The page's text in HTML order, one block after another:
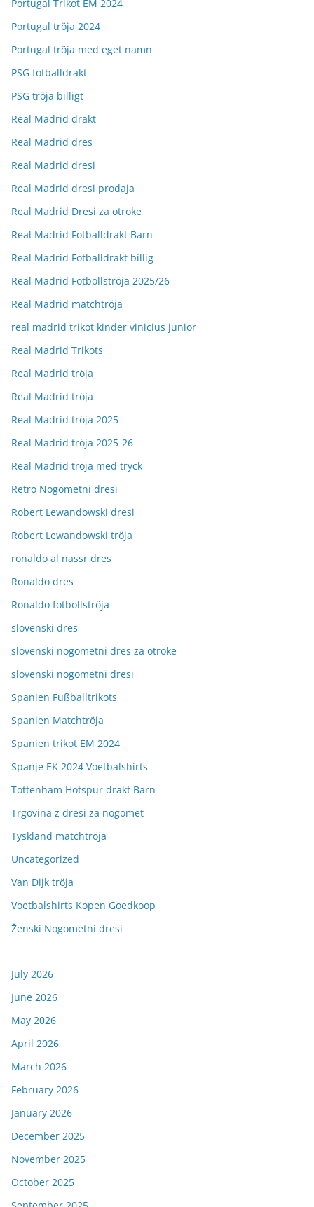
Portugal Trikot EM 2024
Portugal tröja 2024
Portugal tröja med eget namn
PSG fotballdrakt
PSG tröja billigt
Real Madrid drakt
Real Madrid dres
Real Madrid dresi
Real Madrid dresi prodaja
Real Madrid Dresi za otroke
Real Madrid Fotballdrakt Barn
Real Madrid Fotballdrakt billig
Real Madrid Fotbollströja 2025/26
Real Madrid matchtröja
real madrid trikot kinder vinicius junior
Real Madrid Trikots
Real Madrid tröja
Real Madrid tröja
Real Madrid tröja 2025
Real Madrid tröja 2025-26
Real Madrid tröja med tryck
Retro Nogometni dresi
Robert Lewandowski dresi
Robert Lewandowski tröja
ronaldo al nassr dres
Ronaldo dres
Ronaldo fotbollströja
slovenski dres
slovenski nogometni dres za otroke
slovenski nogometni dresi
Spanien Fußballtrikots
Spanien Matchtröja
Spanien trikot EM 2024
Spanje EK 2024 Voetbalshirts
Tottenham Hotspur drakt Barn
Trgovina z dresi za nogomet
Tyskland matchtröja
Uncategorized
Van Dijk tröja
Voetbalshirts Kopen Goedkoop
Ženski Nogometni dresi
July 2026
June 2026
May 2026
April 2026
March 2026
February 2026
January 2026
December 2025
November 2025
October 2025